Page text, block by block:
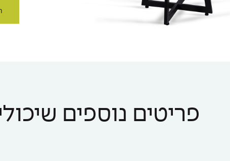
פריטים נוספים